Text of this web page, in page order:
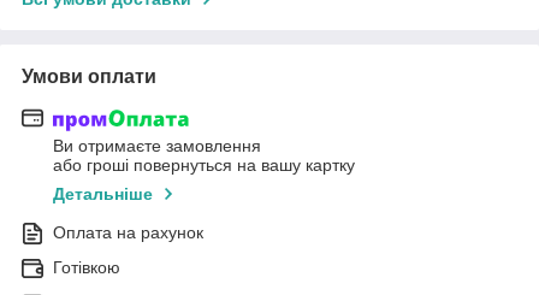
Умови оплати
Ви отримаєте замовлення
або гроші повернуться на вашу картку
Детальніше
Оплата на рахунок
Готівкою